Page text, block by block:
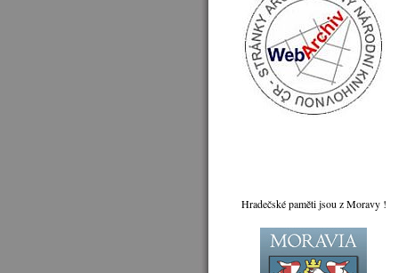
Hradečské paměti jsou z Moravy !